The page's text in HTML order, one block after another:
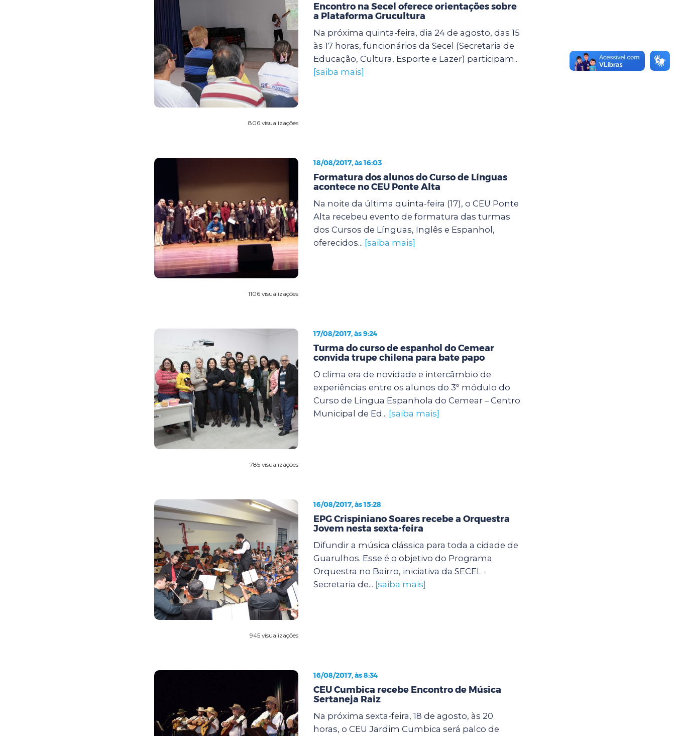
806 visualizações
Encontro na Secel oferece orientações sobre
a Plataforma Grucultura
Na próxima quinta-feira, dia 24 de agosto, das 15
às 17 horas, funcionários da Secel (Secretaria de
Educação, Cultura, Esporte e Lazer) participam...
[saiba mais]
1106 visualizações
18/08/2017, às 16:03
Formatura dos alunos do Curso de Línguas
acontece no CEU Ponte Alta
Na noite da última quinta-feira (17), o CEU Ponte
Alta recebeu evento de formatura das turmas
dos Cursos de Línguas, Inglês e Espanhol,
oferecidos... [saiba mais]
785 visualizações
17/08/2017, às 9:24
Turma do curso de espanhol do Cemear
convida trupe chilena para bate papo
O clima era de novidade e intercâmbio de
experiências entre os alunos do 3º módulo do
Curso de Língua Espanhola do Cemear – Centro
Municipal de Ed... [saiba mais]
945 visualizações
16/08/2017, às 15:28
EPG Crispiniano Soares recebe a Orquestra
Jovem nesta sexta-feira
Difundir a música clássica para toda a cidade de
Guarulhos. Esse é o objetivo do Programa
Orquestra no Bairro, iniciativa da SECEL -
Secretaria de... [saiba mais]
16/08/2017, às 8:34
CEU Cumbica recebe Encontro de Música
Sertaneja Raiz
Na próxima sexta-feira, 18 de agosto, às 20
horas, o CEU Jardim Cumbica será palco de